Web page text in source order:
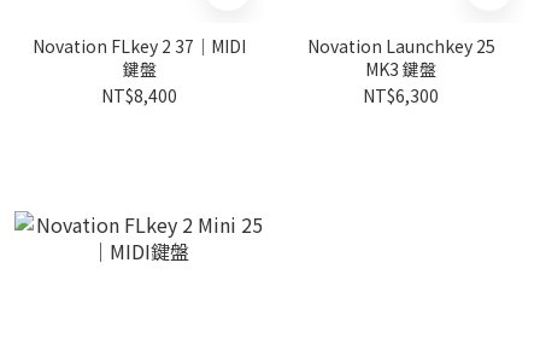
Novation FLkey 2 37｜MIDI
鍵盤
NT$8,400
Novation Launchkey 25
MK3 鍵盤
NT$6,300